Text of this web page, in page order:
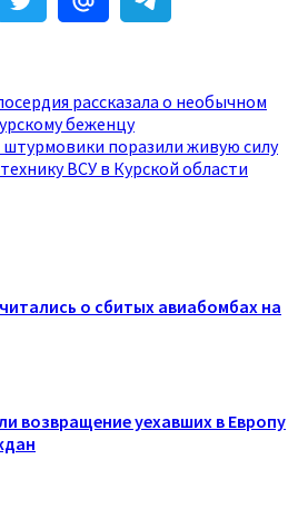
рассказала о необычном
беженцу
штурмовики поразили живую силу
ВСУ в Курской области
о сбитых авиабомбах на
возвращение уехавших в Европу